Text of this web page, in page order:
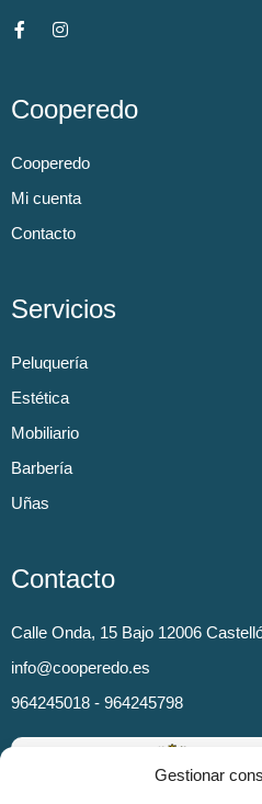
Gestionar
Cooperedo
Cooperedo
Mi cuenta
Contacto
Servicios
Peluquería
Estética
Mobiliario
Barbería
Uñas
Contacto
Calle Onda, 15 Bajo 12006
info@cooperedo.es
964245018 - 964245798